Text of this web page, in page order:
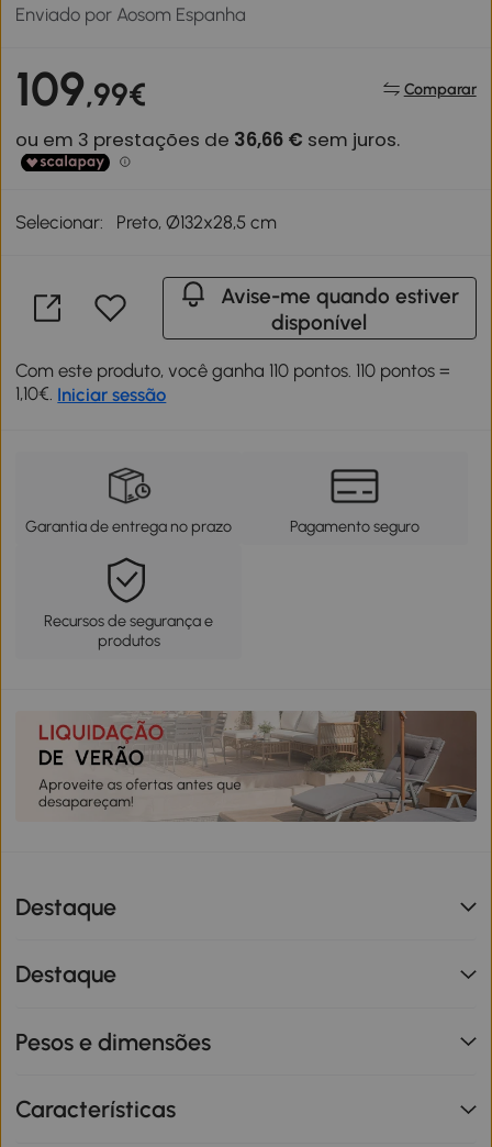
Enviado por Aosom Espanha
109,99€ Comparar
Selecionar: Preto, Ø132x28,5 cm
Avise-me quando estiver
disponível
Com este produto, você ganha 110 pontos. 110 pontos =
1,10€. Iniciar sessão
Garantia de entrega no prazo Pagamento seguro
Recursos de segurança e
produtos
Destaque
Destaque
Pesos e dimensões
Características